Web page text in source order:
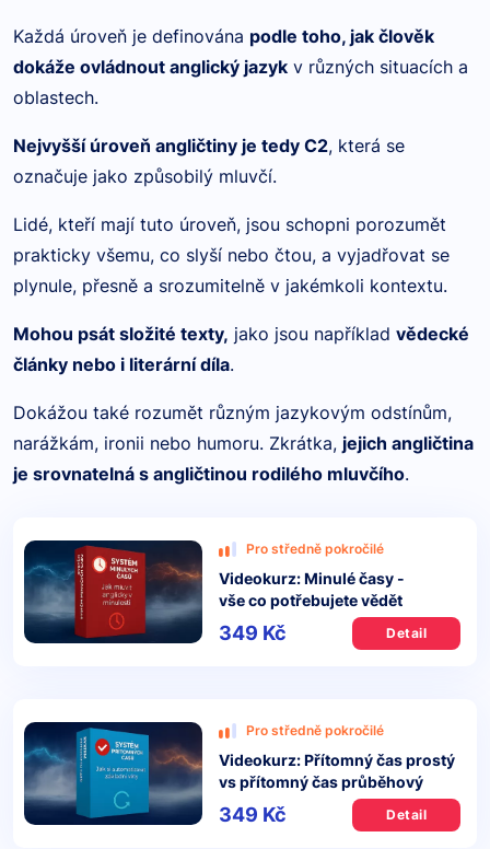
Každá úroveň je definována podle toho, jak člověk
dokáže ovládnout anglický jazyk v různých situacích a
oblastech.
Nejvyšší úroveň angličtiny je tedy C2, která se
označuje jako způsobilý mluvčí.
Lidé, kteří mají tuto úroveň, jsou schopni porozumět
prakticky všemu, co slyší nebo čtou, a vyjadřovat se
plynule, přesně a srozumitelně v jakémkoli kontextu.
Mohou psát složité texty, jako jsou například vědecké
články nebo i literární díla.
Dokážou také rozumět různým jazykovým odstínům,
narážkám, ironii nebo humoru. Zkrátka, jejich angličtina
je srovnatelná s angličtinou rodilého mluvčího.
Pro středně pokročilé
Videokurz: Minulé časy -
vše co potřebujete vědět
349 Kč Detail
Pro středně pokročilé
Videokurz: Přítomný čas prostý
vs přítomný čas průběhový
349 Kč Detail